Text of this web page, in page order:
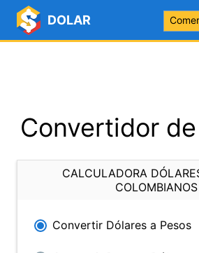
DOLAR
Convertidor
CALCULADORA
COLOMBIANOS
Convertir Dólares a Pesos